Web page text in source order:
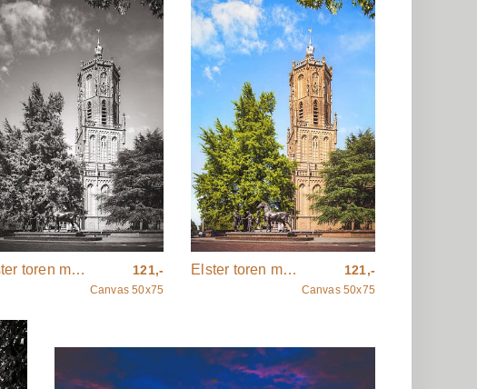
Elster toren met beeld ‘Paardenhandel’ in zwart wit 121,-
Canvas 50x75
Elster toren met beeld ‘Paardenhandel’ in kleur 121,-
Canvas 50x75